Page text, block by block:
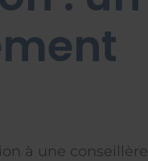
à une conseillère